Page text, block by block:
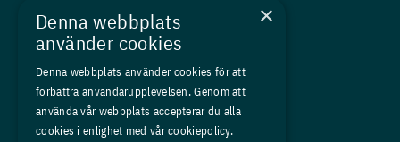
Kurser
Medlemskap
Om oss
Press
×
Denna webbplats
använder cookies
Denna webbplats använder cookies för att
förbättra användarupplevelsen. Genom att
använda vår webbplats accepterar du alla
cookies i enlighet med vår cookiepolicy.